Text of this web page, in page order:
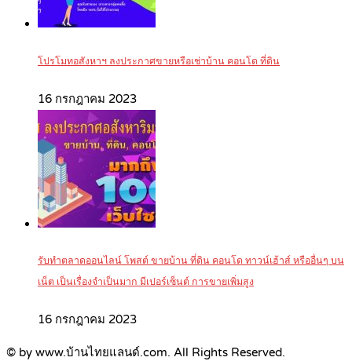
โปรโมทอสังหาฯ ลงประกาศขายหรือเช่าบ้าน คอนโด ที่ดิน
16 กรกฎาคม 2023
รับทำตลาดออนไลน์ โพสต์ ขายบ้าน ที่ดิน คอนโด ทาวน์เฮ้าส์ หรืออื่นๆ บน
เน็ต เป็นเรื่องจำเป็นมาก มีเปอร์เซ็นต์ การขายเพิ่มสูง
16 กรกฎาคม 2023
© by www.บ้านไทยแลนด์.com. All Rights Reserved.